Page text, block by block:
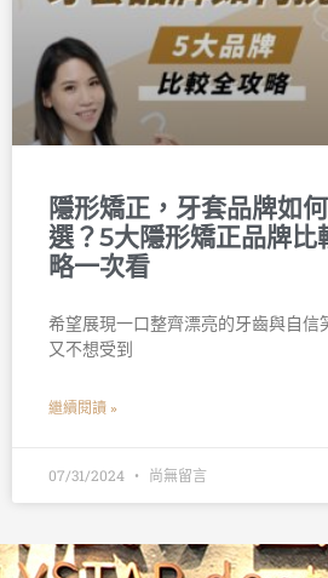
隱形矯正，牙套品牌如
選？5大隱形矯正品牌比
略一次看
希望展現一口整齊漂亮的牙齒與自信
又不想受到
繼續閱讀 »
07/31/2024 尚無留言